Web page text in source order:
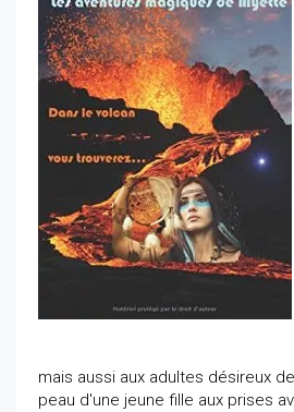
mais aussi aux adultes désireux
peau d'une jeune fille aux prises